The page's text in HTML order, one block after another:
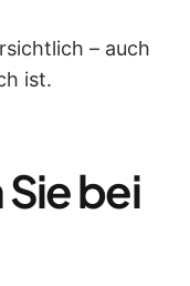
– auch
ist.
bei